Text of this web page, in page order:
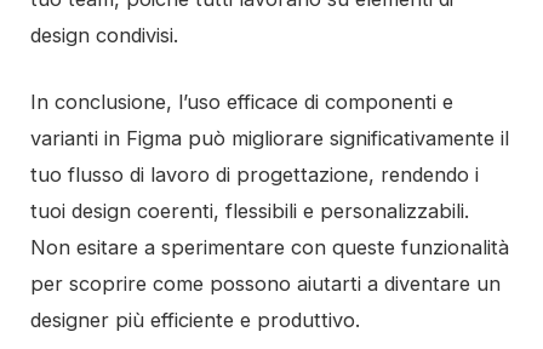
design condivisi.
In conclusione, l’uso efficace di componenti e
varianti in Figma può migliorare significativamente il
tuo flusso di lavoro di progettazione, rendendo i
tuoi design coerenti, flessibili e personalizzabili.
Non esitare a sperimentare con queste funzionalità
per scoprire come possono aiutarti a diventare un
designer più efficiente e produttivo.